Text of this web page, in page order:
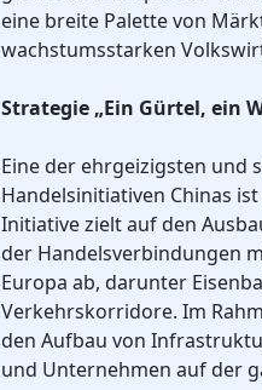
eine breite Palette von
wachstumsstarken
Strategie „Ein Gürtel, ein
Eine der ehrgeizigsten und
Handelsinitiativen Chinas ist
Initiative zielt auf den
der Handelsverbindungen
Europa ab, darunter
Verkehrskorridore. Im
den Aufbau von
und Unternehmen auf der